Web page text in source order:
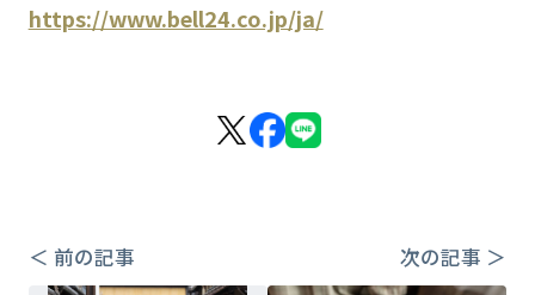
https://www.bell24.co.jp/ja/
＜ 前の記事 次の記事 ＞